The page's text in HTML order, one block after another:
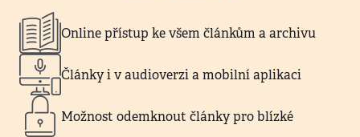
Online přístup ke všem článkům a archivu
Články i v audioverzi a mobilní aplikaci
Možnost odemknout články pro blízké